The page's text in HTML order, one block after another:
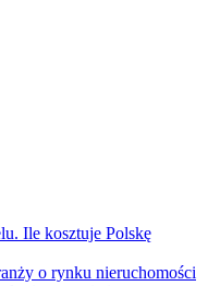
Ile kosztuje Polskę
o rynku nieruchomości